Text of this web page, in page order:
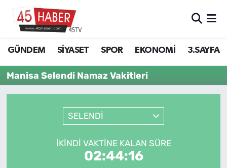
GÜNDEM SİYASET SPOR EKONOMİ 3.SAYFA
Manisa Selendi Namaz Vakitleri
SELENDİ
İKINDI VAKTINE KALAN SÜRE
02:44:15
SİYASET
EKONOMİ
3.SAYFA
Manisa Hava Durumu
Manisa Trafik Yoğunluk Haritası
Süper Lig Puan Durumu ve Fikstür